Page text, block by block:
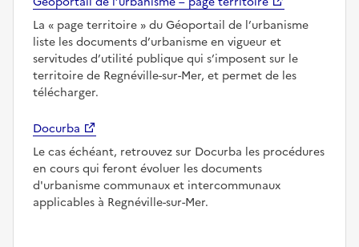
La
page territoire
du Géoportail de l’urbanisme
liste les documents d’urbanisme en vigueur et
servitudes d’utilité publique qui s’imposent sur le
territoire de Regnéville-sur-Mer, et permet de les
télécharger.
Docurba
Le cas échéant, retrouvez sur Docurba les procédures
en cours qui feront évoluer les documents
d'urbanisme communaux et intercommunaux
applicables à Regnéville-sur-Mer.